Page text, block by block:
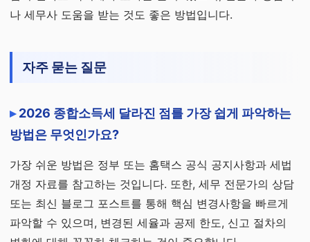
나 세무사 도움을 받는 것도 좋은 방법입니다.
자주 묻는 질문
2026 종합소득세 달라진 점를 가장 쉽게 파악하는
방법은 무엇인가요?
가장 쉬운 방법은 정부 또는 홈택스 공식 공지사항과 세법
개정 자료를 참고하는 것입니다. 또한, 세무 전문가의 상담
또는 최신 블로그 포스트를 통해 핵심 변경사항을 빠르게
파악할 수 있으며, 변경된 세율과 공제 한도, 신고 절차의